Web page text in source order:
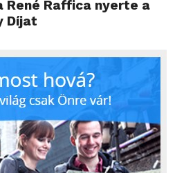
René Raffica nyerte a
Díjat